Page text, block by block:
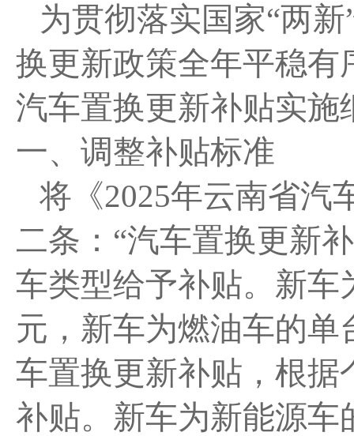
为贯彻落实国家“两
换更新政策全年平稳有
汽车置换更新补贴实
一、调整补贴标准
将《2025年云南省汽
二条：“汽车置换更新
车类型给予补贴。新车
元，新车为燃油车的单
车置换更新补贴，根
补贴。新车为新能源车